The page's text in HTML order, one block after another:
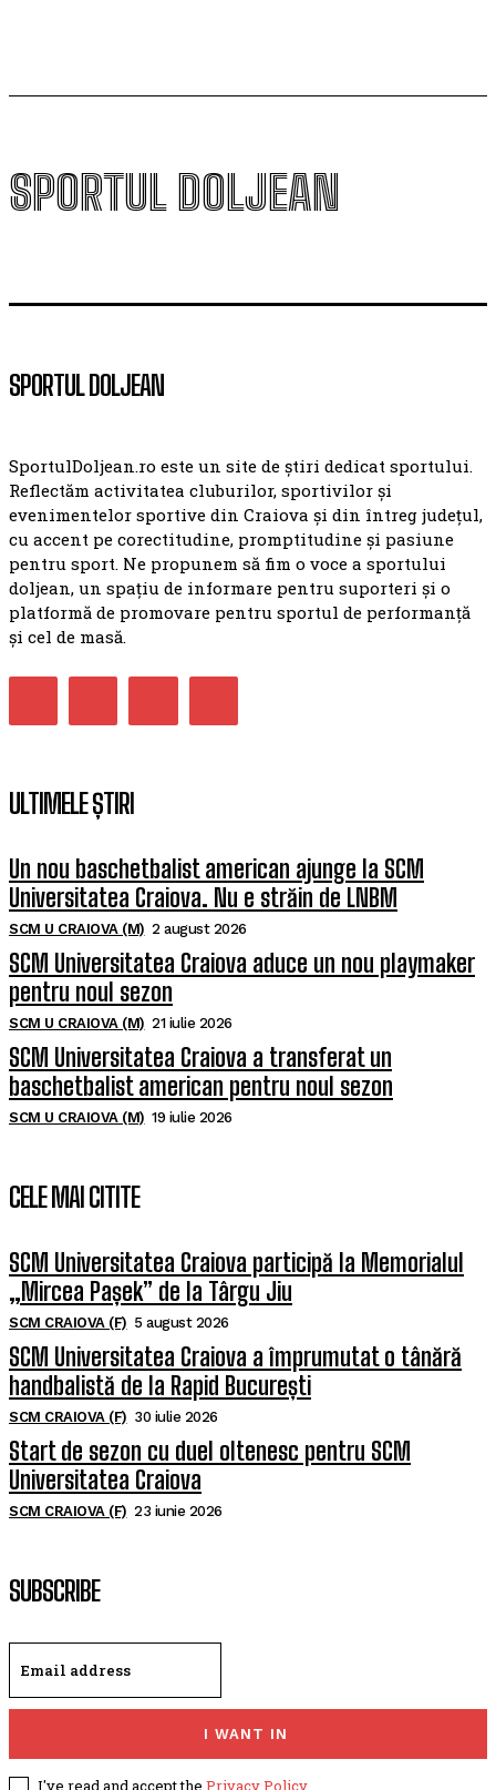
SPORTUL DOLJEAN
SPORTUL DOLJEAN
SportulDoljean.ro este un site de știri dedicat sportului.
Reflectăm activitatea cluburilor, sportivilor și
evenimentelor sportive din Craiova și din întreg județul,
cu accent pe corectitudine, promptitudine și pasiune
pentru sport. Ne propunem să fim o voce a sportului
doljean, un spațiu de informare pentru suporteri și o
platformă de promovare pentru sportul de performanță
și cel de masă.
ULTIMELE ȘTIRI
Un nou baschetbalist american ajunge la SCM
Universitatea Craiova. Nu e străin de LNBM
SCM U CRAIOVA (M) 2 august 2026
SCM Universitatea Craiova aduce un nou playmaker
pentru noul sezon
SCM U CRAIOVA (M) 21 iulie 2026
SCM Universitatea Craiova a transferat un
baschetbalist american pentru noul sezon
SCM U CRAIOVA (M) 19 iulie 2026
CELE MAI CITITE
SCM Universitatea Craiova participă la Memorialul
„Mircea Pașek” de la Târgu Jiu
SCM CRAIOVA (F) 5 august 2026
SCM Universitatea Craiova a împrumutat o tânără
handbalistă de la Rapid București
SCM CRAIOVA (F) 30 iulie 2026
Start de sezon cu duel oltenesc pentru SCM
Universitatea Craiova
SCM CRAIOVA (F) 23 iunie 2026
SUBSCRIBE
I WANT IN
I've read and accept the Privacy Policy.